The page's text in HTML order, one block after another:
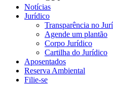
Notícias
Jurídico
Transparência no
Agende um plantão
Corpo Jurídico
Cartilha do Jurídico
Aposentados
Reserva Ambiental
Filie-se